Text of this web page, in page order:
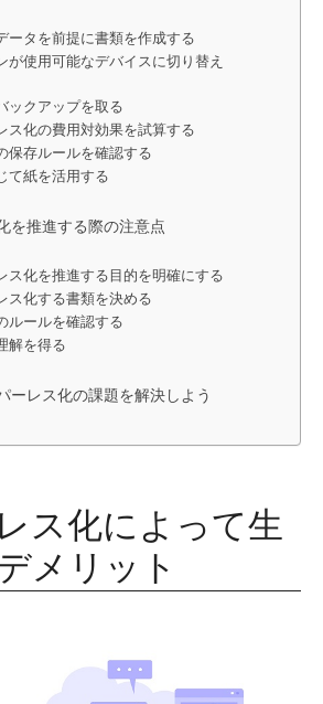
ータを前提に書類を作成する
が使用可能なデバイスに切り替え
ックアップを取る
ス化の費用対効果を試算する
保存ルールを確認する
て紙を活用する
を推進する際の注意点
ス化を推進する目的を明確にする
ス化する書類を決める
ルールを確認する
解を得る
ーレス化の課題を解決しよう
ス化によって生
メリット